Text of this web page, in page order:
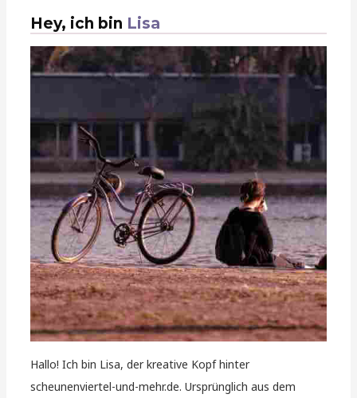
Hey, ich bin Lisa
Hallo! Ich bin Lisa, der kreative Kopf hinter
scheunenviertel-und-mehr.de. Ursprünglich aus dem